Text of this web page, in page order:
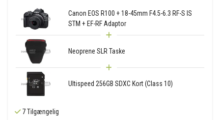
Canon EOS R100 + 18-45mm F4.5-6.3 RF-S IS
STM + EF-RF Adaptor
Neoprene SLR Taske
Ultispeed 256GB SDXC Kort (Class 10)
7 Tilgængelig